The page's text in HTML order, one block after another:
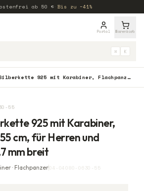
ab 50 € Bis zu −41%
Portal Warenkorb
⌘ K
Schmidt Silberkette 925 mit Karabiner, Flachpanzer, 55 cm, für Herren und Damen, ca. 2,7 mm breit
55
925 mit Karabiner,
cm, für Herren und
mm breit
· Flachpanzer04-04080-0630-55